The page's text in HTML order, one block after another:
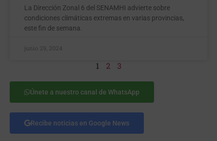
La Dirección Zonal 6 del SENAMHI advierte sobre
condiciones climáticas extremas en varias provincias,
este fin de semana.
junio 29, 2024
1 2 3
Únete a nuestro canal de WhatsApp
Recibe noticias en Google News